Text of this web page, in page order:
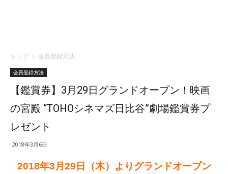
トップ 会員登録方法
会員登録方法
【鑑賞券】3月29日グランドオープン！映画
の宮殿 “TOHOシネマズ日比谷”劇場鑑賞券プ
レゼント
2018年3月6日
2018年3月29日（木）よりグランドオープン